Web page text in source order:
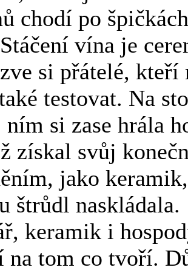
chodí po
vína je
si přátelé,
testovat. Na
ním si zase hrála
získal svůj
jako
štrůdl naskládala.
keramik i
na tom co tvoří.